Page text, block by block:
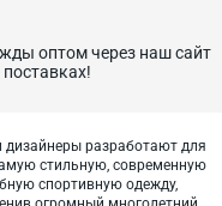
оптом через наш сайт
разработают для
стильную, современную
спортивную одежду,